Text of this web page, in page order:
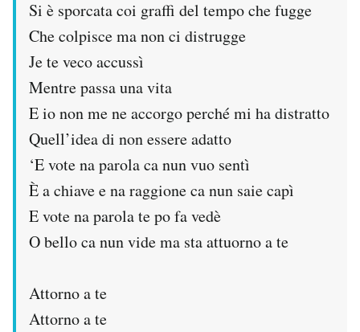
Si è sporcata coi graffi del tempo che fugge
Che colpisce ma non ci distrugge
Je te veco accussì
Mentre passa una vita
E io non me ne accorgo perché mi ha distratto
Quell’idea di non essere adatto
‘E vote na parola ca nun vuo sentì
È a chiave e na raggione ca nun saie capì
E vote na parola te po fa vedè
O bello ca nun vide ma sta attuorno a te
Attorno a te
Attorno a te